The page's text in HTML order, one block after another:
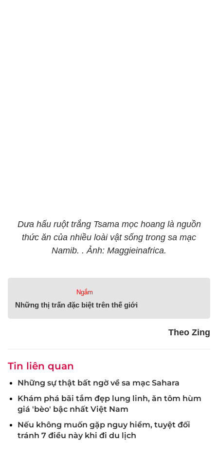
Dưa hấu ruột trắng Tsama mọc hoang là nguồn
thức ăn của nhiều loài vật sống trong sa mạc
Namib. . Ảnh: Maggieinafrica.
Ngắm
Những thị trấn đặc biệt trên thế giới
Theo Zing
Tin liên quan
Những sự thật bất ngờ về sa mạc Sahara
Khám phá bãi tắm đẹp lung linh, ăn tôm hùm
giá 'bèo' bậc nhất Việt Nam
Nếu không muốn gặp nguy hiểm, tuyệt đối
tránh 7 điều này khi đi du lịch